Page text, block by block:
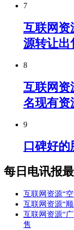
7
互联网资
源转让出
8
互联网资
名现有资
9
口碑好
每日电讯报
互联网资源“
互联网资源“
互联网资源“
售